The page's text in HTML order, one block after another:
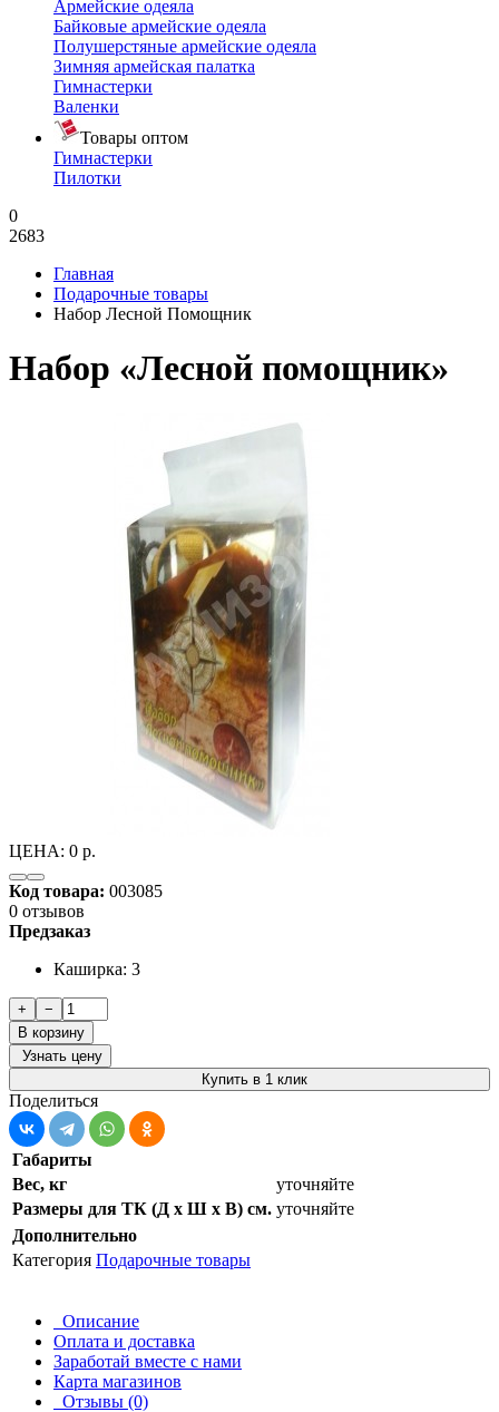
Армейские одеяла
Байковые армейские одеяла
Полушерстяные армейские одеяла
Зимняя армейская палатка
Гимнастерки
Валенки
Товары оптом
Гимнастерки
Пилотки
0
2683
Главная
Подарочные товары
Набор Лесной Помощник
Набор «Лесной помощник»
ЦЕНА: 0 р.
Код товара: 003085
0 отзывов
Предзаказ
Каширка: 3
+
−
В корзину
Узнать цену
Купить в 1 клик
Поделиться
Габариты
Вес, кг
уточняйте
Размеры для ТК (Д х Ш х В) см. уточняйте
Дополнительно
Категория Подарочные товары
Описание
Оплата и доставка
Заработай вместе с нами
Карта магазинов
Отзывы (0)